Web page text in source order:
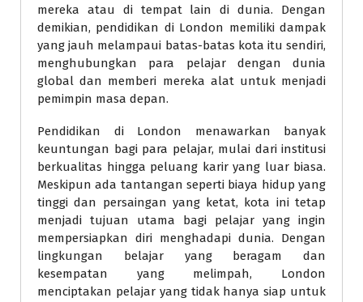
mereka atau di tempat lain di dunia. Dengan
demikian, pendidikan di London memiliki dampak
yang jauh melampaui batas-batas kota itu sendiri,
menghubungkan para pelajar dengan dunia
global dan memberi mereka alat untuk menjadi
pemimpin masa depan.
Pendidikan di London menawarkan banyak
keuntungan bagi para pelajar, mulai dari institusi
berkualitas hingga peluang karir yang luar biasa.
Meskipun ada tantangan seperti biaya hidup yang
tinggi dan persaingan yang ketat, kota ini tetap
menjadi tujuan utama bagi pelajar yang ingin
mempersiapkan diri menghadapi dunia. Dengan
lingkungan belajar yang beragam dan
kesempatan yang melimpah, London
menciptakan pelajar yang tidak hanya siap untuk